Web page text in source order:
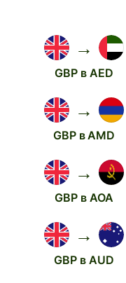
→
GBP в AED
→
GBP в AMD
→
GBP в AOA
→
GBP в AUD